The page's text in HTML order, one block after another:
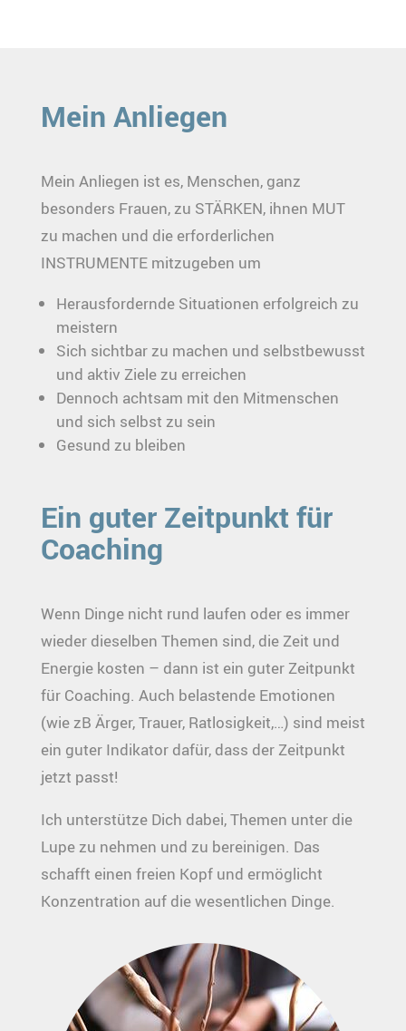
Mein Anliegen
Mein Anliegen ist es, Menschen, ganz
besonders Frauen, zu STÄRKEN, ihnen MUT
zu machen und die erforderlichen
INSTRUMENTE mitzugeben um
Herausfordernde Situationen erfolgreich zu
meistern
Sich sichtbar zu machen und selbstbewusst
und aktiv Ziele zu erreichen
Dennoch achtsam mit den Mitmenschen
und sich selbst zu sein
Gesund zu bleiben
Ein guter Zeitpunkt für
Coaching
Wenn Dinge nicht rund laufen oder es immer
wieder dieselben Themen sind, die Zeit und
Energie kosten – dann ist ein guter Zeitpunkt
für Coaching. Auch belastende Emotionen
(wie zB Ärger, Trauer, Ratlosigkeit,…) sind meist
ein guter Indikator dafür, dass der Zeitpunkt
jetzt passt!
Ich unterstütze Dich dabei, Themen unter die
Lupe zu nehmen und zu bereinigen. Das
schafft einen freien Kopf und ermöglicht
Konzentration auf die wesentlichen Dinge.